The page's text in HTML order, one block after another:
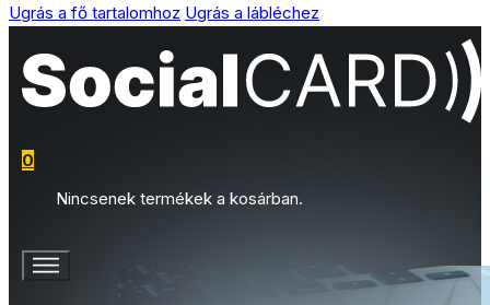
Ugrás a fő tartalomhoz Ugrás a lábléchez
0
Nincsenek termékek a kosárban.